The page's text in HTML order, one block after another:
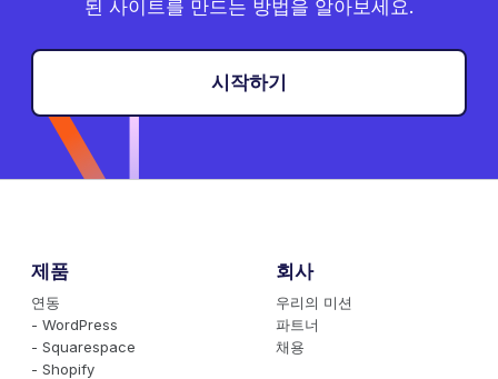
된 사이트를 만드는 방법을 알아보세요.
시작하기
제품
연동
- WordPress
- Squarespace
- Shopify
회사
우리의 미션
파트너
채용